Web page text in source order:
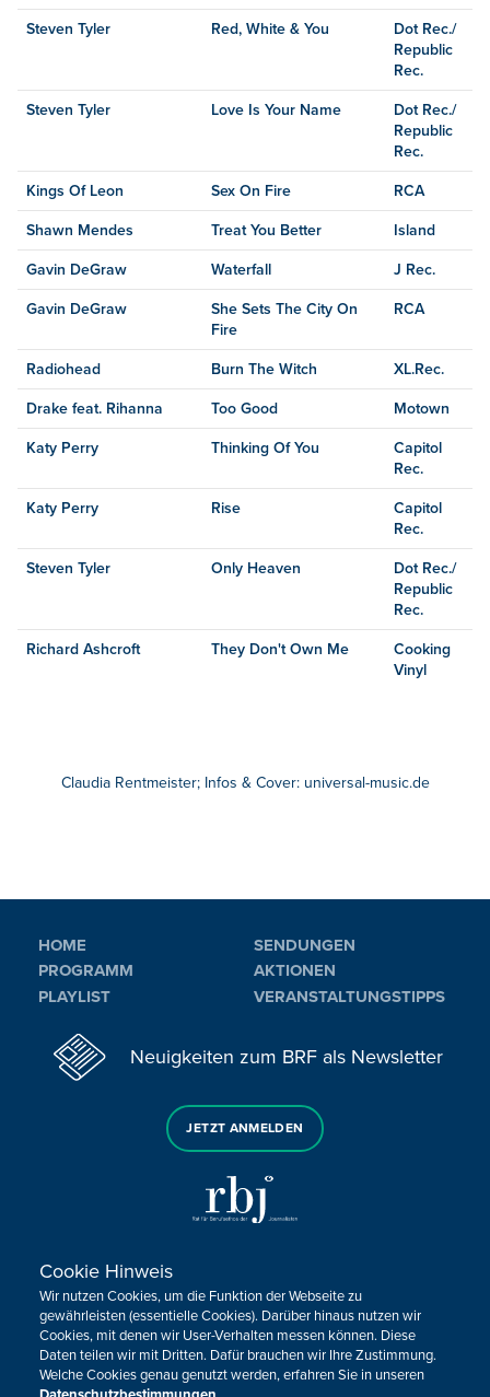
Steven Tyler Red, White & You
Dot Rec./
Republic
Rec.
Steven Tyler Love Is Your Name
Dot Rec./
Republic
Rec.
Kings Of Leon Sex On Fire RCA
Shawn Mendes Treat You Better Island
Gavin DeGraw Waterfall J Rec.
Gavin DeGraw
She Sets The City On
Fire
RCA
Radiohead Burn The Witch XL.Rec.
Drake feat. Rihanna Too Good Motown
Katy Perry Thinking Of You
Capitol
Rec.
Katy Perry Rise
Capitol
Rec.
Steven Tyler Only Heaven
Dot Rec./
Republic
Rec.
Richard Ashcroft They Don't Own Me
Cooking
Vinyl
Claudia Rentmeister; Infos & Cover: universal-music.de
HOME
PROGRAMM
PLAYLIST
SENDUNGEN
AKTIONEN
VERANSTALTUNGSTIPPS
Neuigkeiten zum BRF als Newsletter
JETZT ANMELDEN
Sie haben noch Fragen oder Anmerkungen?
KONTAKTIEREN SIE UNS!
Impressum Datenschutz Kontakt
Barrierefreiheit
Cookie-Zustimmung anpassen
Cookie Hinweis
Wir nutzen Cookies, um die Funktion der Webseite zu
gewährleisten (essentielle Cookies). Darüber hinaus nutzen wir
Cookies, mit denen wir User-Verhalten messen können. Diese
Daten teilen wir mit Dritten. Dafür brauchen wir Ihre Zustimmung.
Welche Cookies genau genutzt werden, erfahren Sie in unseren